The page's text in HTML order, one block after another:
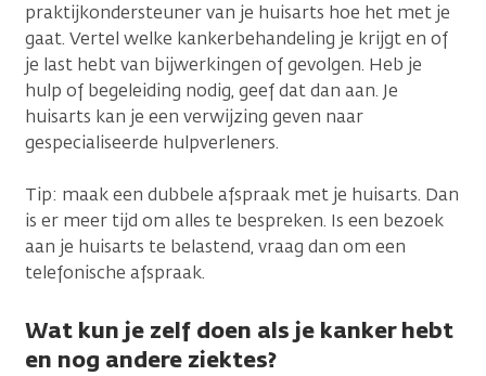
praktijkondersteuner van je huisarts hoe het met je
gaat. Vertel welke kankerbehandeling je krijgt en of
je last hebt van bijwerkingen of gevolgen. Heb je
hulp of begeleiding nodig, geef dat dan aan. Je
huisarts kan je een verwijzing geven naar
gespecialiseerde hulpverleners.
Tip: maak een dubbele afspraak met je huisarts. Dan
is er meer tijd om alles te bespreken. Is een bezoek
aan je huisarts te belastend, vraag dan om een
telefonische afspraak.
Wat kun je zelf doen als je kanker hebt
en nog andere ziektes?